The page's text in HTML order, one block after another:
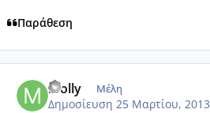
Παράθεση
molly Μέλη
Δημοσίευση 25 Μαρτίου, 2013